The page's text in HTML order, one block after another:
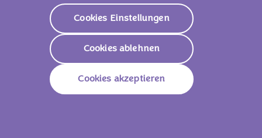
Nährwerte
Energie (Brennwert)
2201 KJ/
Kcal
Fett 29g
Cookies Einstellungen
Cookies ablehnen
Cookies akzeptieren